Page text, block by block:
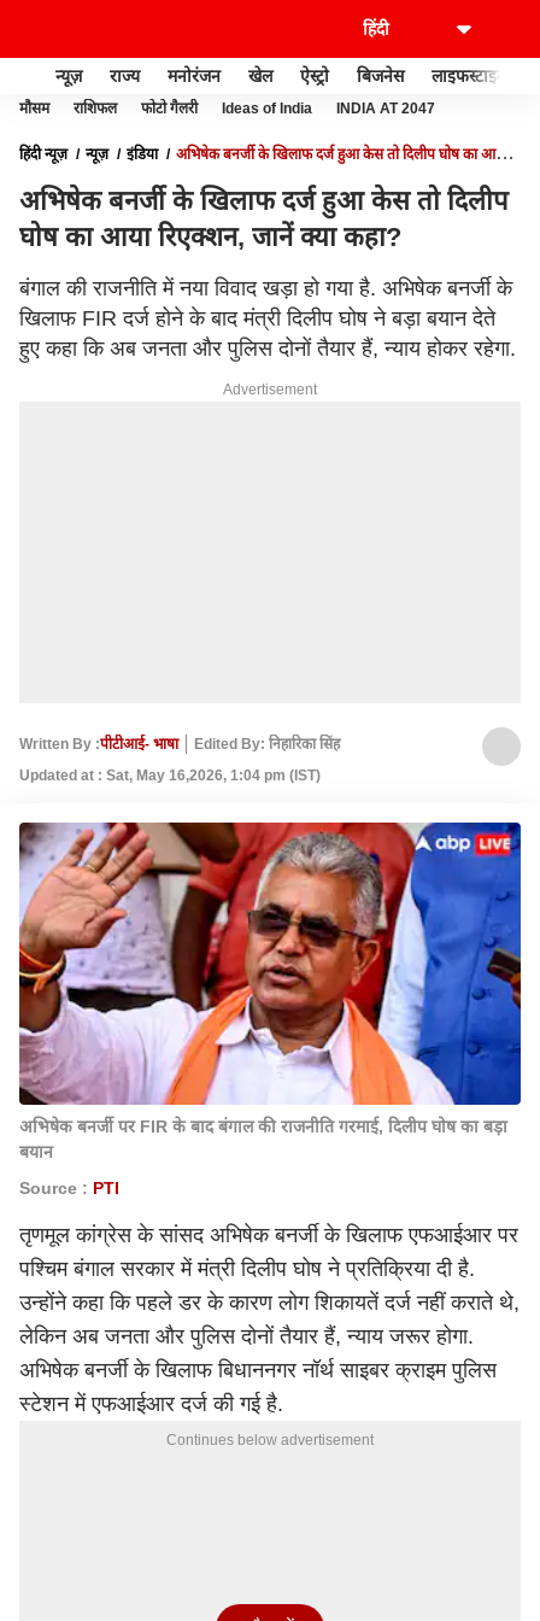
न्यूज़ राज्य मनोरंजन खेल ऐस्ट्रो बिजनेस लाइफस्टाइल
मौसम राशिफल फोटो गैलरी Ideas of India INDIA AT 2047
हिंदी न्यूज़ न्यूज़ इंडिया
अभिषेक बनर्जी के खिलाफ दर्ज हुआ केस तो दिलीप घोष का आया
अभिषेक बनर्जी के खिलाफ दर्ज हुआ केस तो दिलीप
घोष का आया रिएक्शन, जानें क्या कहा?
बंगाल की राजनीति में नया विवाद खड़ा हो गया है. अभिषेक बनर्जी के
खिलाफ FIR दर्ज होने के बाद मंत्री दिलीप घोष ने बड़ा बयान देते
हुए कहा कि अब जनता और पुलिस दोनों तैयार हैं, न्याय होकर रहेगा.
Advertisement
Written By :पीटीआई- भाषा
Edited By: निहारिका सिंह
Updated at : Sat, May 16,2026, 1:04 pm (IST)
अभिषेक बनर्जी पर FIR के बाद बंगाल की राजनीति गरमाई, दिलीप घोष का बड़ा
बयान
Source : PTI
तृणमूल कांग्रेस के सांसद अभिषेक बनर्जी के खिलाफ एफआईआर पर
पश्चिम बंगाल सरकार में मंत्री दिलीप घोष ने प्रतिक्रिया दी है.
उन्होंने कहा कि पहले डर के कारण लोग शिकायतें दर्ज नहीं कराते थे,
लेकिन अब जनता और पुलिस दोनों तैयार हैं, न्याय जरूर होगा.
अभिषेक बनर्जी के खिलाफ बिधाननगर नॉर्थ साइबर क्राइम पुलिस
स्टेशन में एफआईआर दर्ज की गई है.
Continues below advertisement